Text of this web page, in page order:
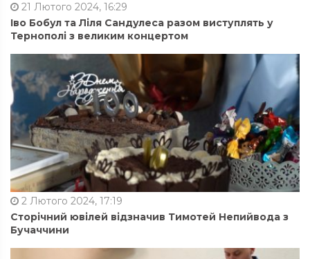
21 Лютого 2024, 16:29
Іво Бобул та Ліля Сандулеса разом виступлять у
Тернополі з великим концертом
2 Лютого 2024, 17:19
Сторічний ювілей відзначив Тимотей Непийвода з
Бучаччини